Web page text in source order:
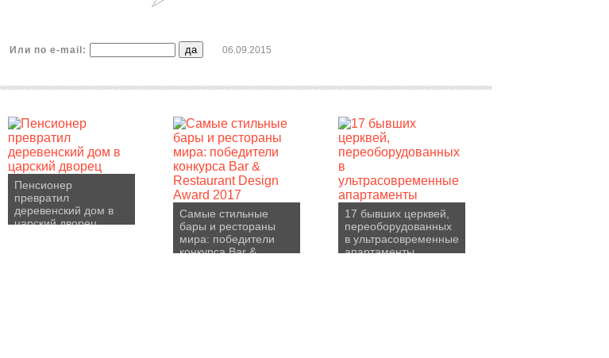
Или по e-mail: 06.09.2015
Пенсионер
превратил
деревенский дом в
царский дворец
Самые стильные
бары и рестораны
мира: победители
конкурса Bar &
17 бывших церквей,
переоборудованных
в ультрасовременные
апартаменты